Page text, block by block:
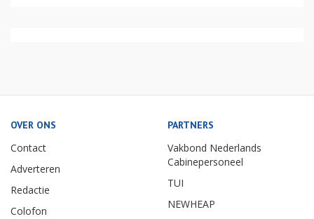
OVER ONS
Contact
Adverteren
Redactie
Colofon
PARTNERS
Vakbond Nederlands
Cabinepersoneel
TUI
NEWHEAP